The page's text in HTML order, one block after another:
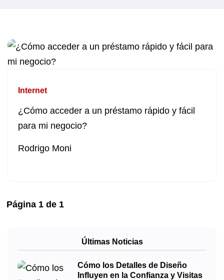
Internet
¿Cómo acceder a un préstamo rápido y fácil
para mi negocio?
Rodrigo Moni
Página 1 de 1
Últimas Noticias
Cómo los Detalles de Diseño
Influyen en la Confianza y Visitas